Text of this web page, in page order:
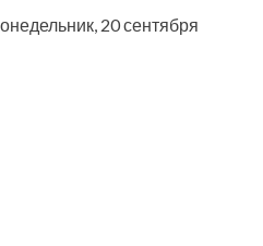
20 сентября